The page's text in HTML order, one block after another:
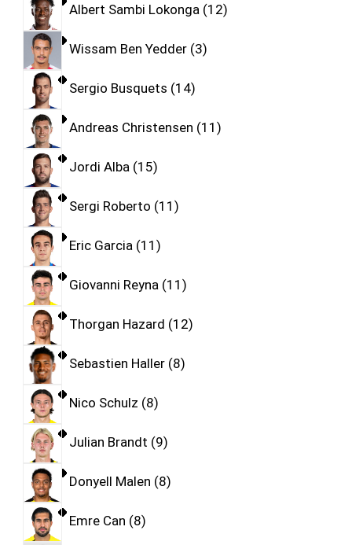
Albert Sambi Lokonga 12
Wissam Ben Yedder 3
Sergio Busquets 14
Andreas Christensen 11
Jordi Alba 15
Sergi Roberto 11
Eric Garcia 11
Giovanni Reyna 11
Thorgan Hazard 12
Sebastien Haller 8
Nico Schulz 8
Julian Brandt 9
Donyell Malen 8
Emre Can 8